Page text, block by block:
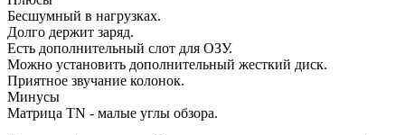
Бесшумный в нагрузках.
Долго держит заряд.
Есть дополнительный слот для ОЗУ.
Можно установить дополнительный жесткий диск.
Приятное звучание колонок.
Минусы
Матрица TN - малые углы обзора.